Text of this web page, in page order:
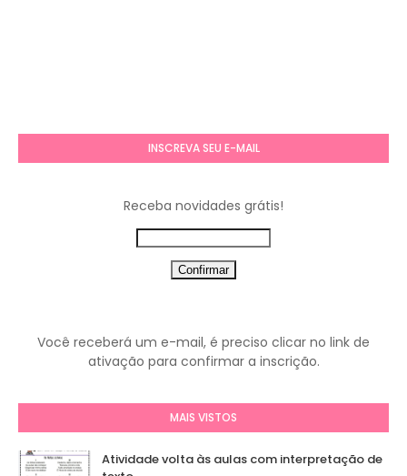
INSCREVA SEU E-MAIL
Receba novidades grátis!
Você receberá um e-mail, é preciso clicar no link de
ativação para confirmar a inscrição.
MAIS VISTOS
Atividade volta às aulas com interpretação de